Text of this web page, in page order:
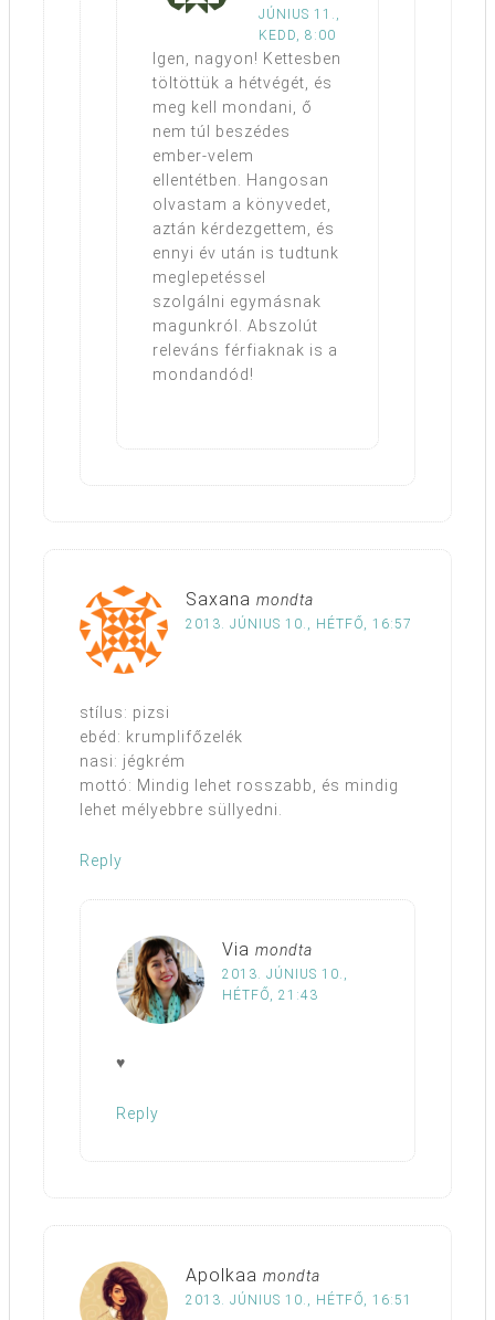
JÚNIUS 11.,
KEDD, 8:00
Igen, nagyon! Kettesben
töltöttük a hétvégét, és
meg kell mondani, ő
nem túl beszédes
ember-velem
ellentétben. Hangosan
olvastam a könyvedet,
aztán kérdezgettem, és
ennyi év után is tudtunk
meglepetéssel
szolgálni egymásnak
magunkról. Abszolút
releváns férfiaknak is a
mondandód!
Saxana mondta
2013. JÚNIUS 10., HÉTFŐ, 16:57
stílus: pizsi
ebéd: krumplifőzelék
nasi: jégkrém
mottó: Mindig lehet rosszabb, és mindig
lehet mélyebbre süllyedni.
Reply
Via mondta
2013. JÚNIUS 10.,
HÉTFŐ, 21:43
♥
Reply
Apolkaa mondta
2013. JÚNIUS 10., HÉTFŐ, 16:51